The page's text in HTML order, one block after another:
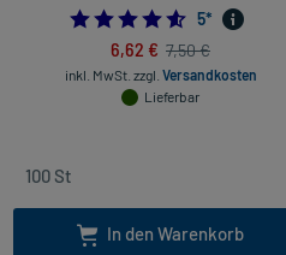
4.6
5*
6,62 € 7,50 €
inkl. MwSt. zzgl. Versandkosten
Lieferbar
In den Warenkorb